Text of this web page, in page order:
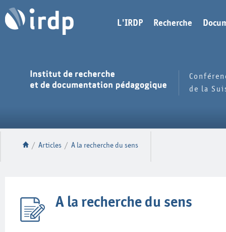
L'IRDP Recherche
de la
/ Articles / A la recherche du sens
A la recherche du sens